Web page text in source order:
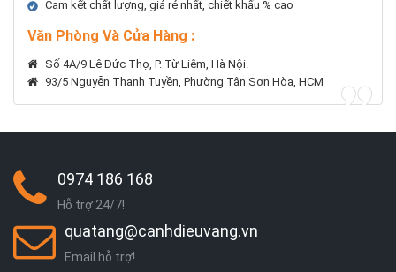
Cam kết chất lượng, giá rẻ nhất, chiết khấu % cao
Văn Phòng Và Cửa Hàng :
Số 4A/9 Lê Đức Thọ, P. Từ Liêm, Hà Nội.
93/5 Nguyễn Thanh Tuyền, Phường Tân Sơn Hòa, HCM
0974 186 168
Hỗ trợ 24/7!
quatang@canhdieuvang.vn
Email hỗ trợ!